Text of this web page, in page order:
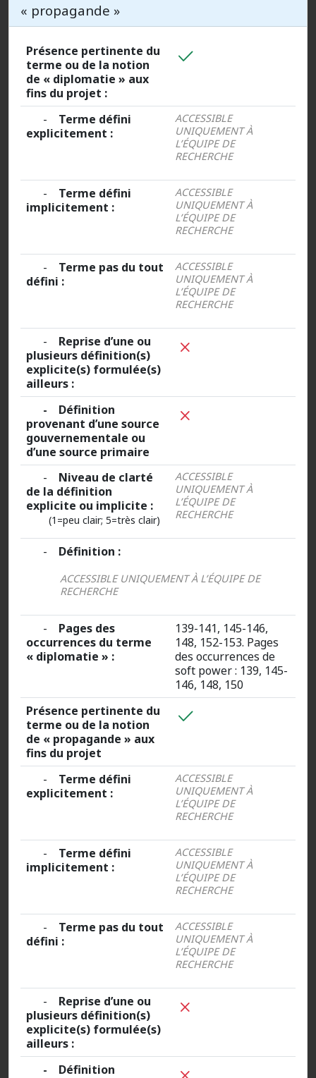
« propagande »
Présence pertinente du
terme ou de la notion
de « diplomatie » aux
fins du projet :
- Terme défini
explicitement :
ACCESSIBLE
UNIQUEMENT À
L’ÉQUIPE DE
RECHERCHE
- Terme défini
implicitement :
ACCESSIBLE
UNIQUEMENT À
L’ÉQUIPE DE
RECHERCHE
- Terme pas du tout
défini :
ACCESSIBLE
UNIQUEMENT À
L’ÉQUIPE DE
RECHERCHE
- Reprise d’une ou
plusieurs définition(s)
explicite(s) formulée(s)
ailleurs :
- Définition
provenant d’une source
gouvernementale ou
d’une source primaire
- Niveau de clarté
de la définition
explicite ou implicite :
(1=peu clair; 5=très clair)
ACCESSIBLE
UNIQUEMENT À
L’ÉQUIPE DE
RECHERCHE
- Définition :
ACCESSIBLE UNIQUEMENT À L’ÉQUIPE DE
RECHERCHE
- Pages des
occurrences du terme
« diplomatie » :
139-141, 145-146,
148, 152-153. Pages
des occurrences de
soft power : 139, 145-
146, 148, 150
Présence pertinente du
terme ou de la notion
de « propagande » aux
fins du projet
- Terme défini
explicitement :
ACCESSIBLE
UNIQUEMENT À
L’ÉQUIPE DE
RECHERCHE
- Terme défini
implicitement :
ACCESSIBLE
UNIQUEMENT À
L’ÉQUIPE DE
RECHERCHE
- Terme pas du tout
défini :
ACCESSIBLE
UNIQUEMENT À
L’ÉQUIPE DE
RECHERCHE
- Reprise d’une ou
plusieurs définition(s)
explicite(s) formulée(s)
ailleurs :
- Définition